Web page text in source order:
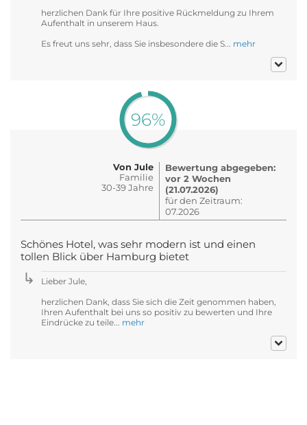
herzlichen Dank für Ihre positive Rückmeldung zu Ihrem
Aufenthalt in unserem Haus.
Es freut uns sehr, dass Sie insbesondere die S... mehr
96%
Von Jule
Familie
30-39 Jahre
Bewertung abgegeben:
vor 2 Wochen
(21.07.2026)
für den Zeitraum:
07.2026
Schönes Hotel, was sehr modern ist und einen
tollen Blick über Hamburg bietet
Lieber Jule,
herzlichen Dank, dass Sie sich die Zeit genommen haben,
Ihren Aufenthalt bei uns so positiv zu bewerten und Ihre
Eindrücke zu teile... mehr